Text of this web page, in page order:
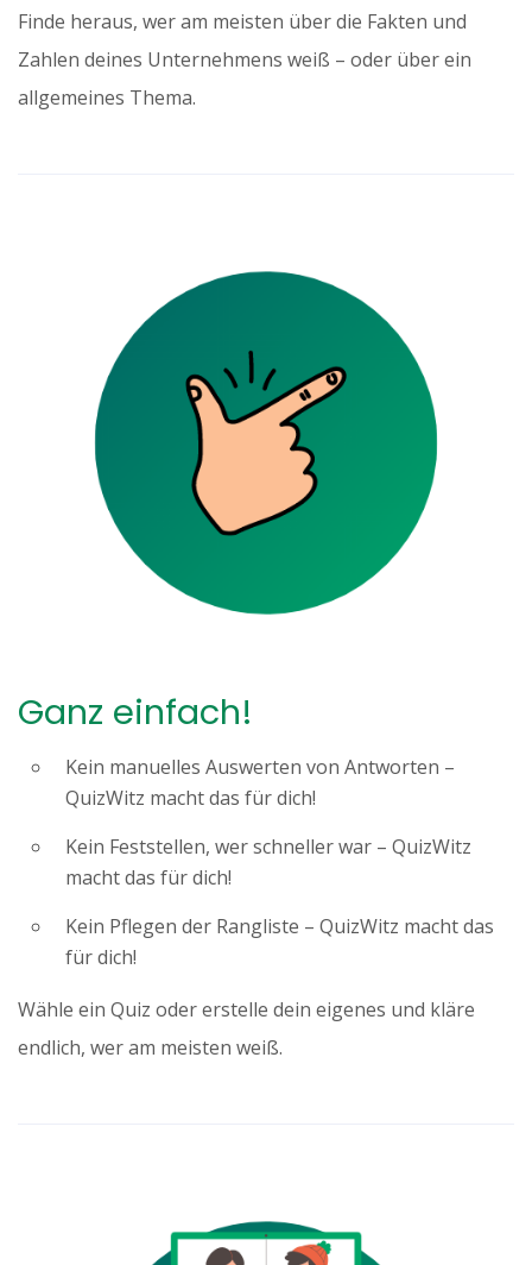
Finde heraus, wer am meisten über die Fakten und
Zahlen deines Unternehmens weiß – oder über ein
allgemeines Thema.
Ganz einfach!
Kein manuelles Auswerten von Antworten –
QuizWitz macht das für dich!
Kein Feststellen, wer schneller war – QuizWitz
macht das für dich!
Kein Pflegen der Rangliste – QuizWitz macht das
für dich!
Wähle ein Quiz oder erstelle dein eigenes und kläre
endlich, wer am meisten weiß.